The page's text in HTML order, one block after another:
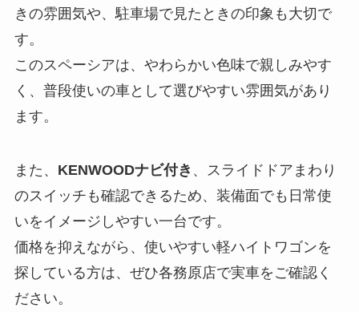
きの雰囲気や、駐車場で見たときの印象も大切で
す。
このスペーシアは、やわらかい色味で親しみやす
く、普段使いの車として選びやすい雰囲気があり
ます。
また、 KENWOODナビ付き 、スライドドアまわり
のスイッチも確認できるため、装備面でも日常使
いをイメージしやすい一台です。
価格を抑えながら、使いやすい軽ハイトワゴンを
探している方は、ぜひ各務原店で実車をご確認く
ださい。